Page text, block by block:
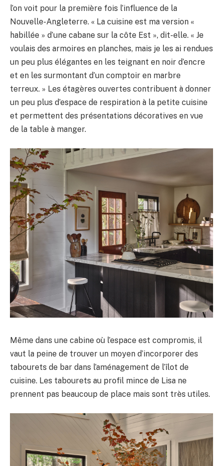
l’on voit pour la première fois l’influence de la
Nouvelle-Angleterre. « La cuisine est ma version «
habillée » d’une cabane sur la côte Est », dit-elle. « Je
voulais des armoires en planches, mais je les ai rendues
un peu plus élégantes en les teignant en noir d’encre
et en les surmontant d’un comptoir en marbre
terreux. » Les étagères ouvertes contribuent à donner
un peu plus d’espace de respiration à la petite cuisine
et permettent des présentations décoratives en vue
de la table à manger.
Même dans une cabine où l’espace est compromis, il
vaut la peine de trouver un moyen d’incorporer des
tabourets de bar dans l’aménagement de l’îlot de
cuisine. Les tabourets au profil mince de Lisa ne
prennent pas beaucoup de place mais sont très utiles.